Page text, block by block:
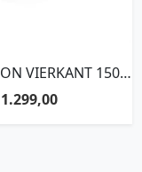
VIERKANT 150 –
ZWART